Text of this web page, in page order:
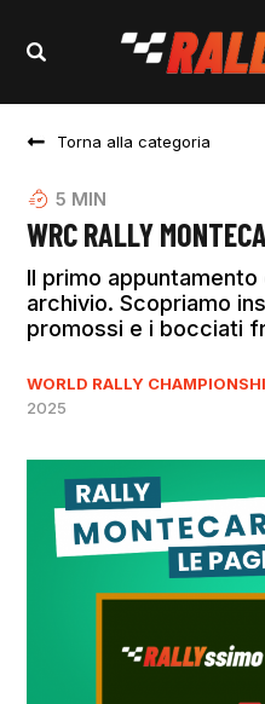
Torna alla categoria
5 MIN
WRC RALLY
Il primo
archivio. Scopriamo
promossi e i bocciati
WORLD RALLY
2025